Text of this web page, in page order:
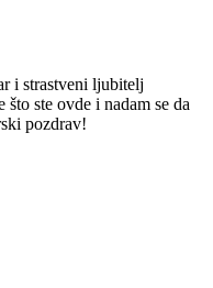
i strastveni ljubitelj
ste ovde i nadam se da
pozdrav!